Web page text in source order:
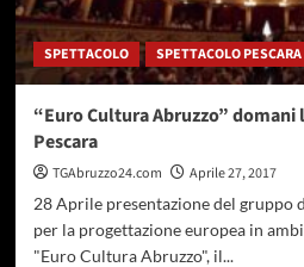
bocce
Pineto
SPETTACOLO SPETTACOLO PESCARA
“Euro Cultura Abruzzo” domani
Pescara
TGAbruzzo24.com
Aprile 27, 2017
28 Aprile presentazione del
per la progettazione europea in
"Euro Cultura Abruzzo", il...